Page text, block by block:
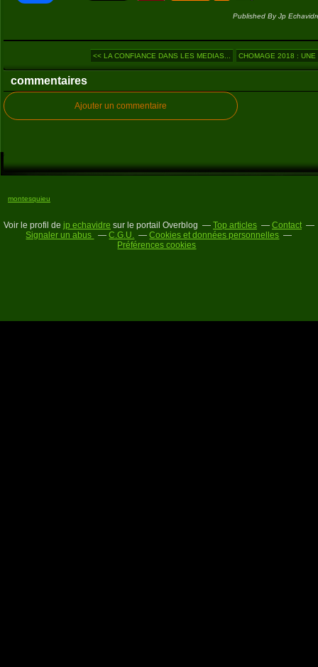
Published By Jp
<< LA CONFIANCE DANS LES MEDIAS... CHOMAGE 2018 :
commentaires
Ajouter un commentaire
montesquieu
Voir le profil de jp echavidre sur le portail Overblog Top articles
Contact
Signaler un abus
C.G.U.
Cookies et données personnelles
Préférences cookies